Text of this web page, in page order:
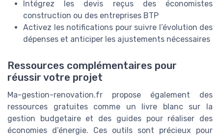
Intégrez les devis reçus des économistes
construction ou des entreprises BTP
Activez les notifications pour suivre l’évolution des
dépenses et anticiper les ajustements nécessaires
Ressources complémentaires pour
réussir votre projet
Ma-gestion-renovation.fr propose également des
ressources gratuites comme un livre blanc sur la
gestion budgetaire et des guides pour réaliser des
économies d’énergie. Ces outils sont précieux pour